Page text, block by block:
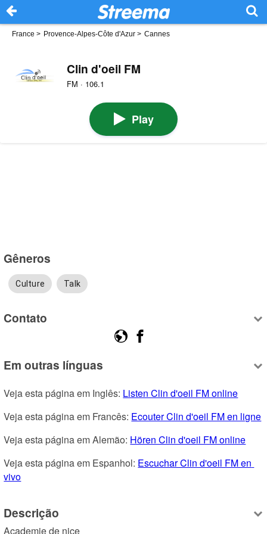
France > Provence-Alpes-Côte d'Azur > Cannes
Clin d'oeil FM
FM · 106.1
Play
Gêneros
Culture Talk
Contato
Em outras línguas
Veja esta página em Inglês: Listen Clin d'oeil FM online
Veja esta página em Francês: Ecouter Clin d'oeil FM en ligne
Veja esta página em Alemão: Hören Clin d'oeil FM online
Veja esta página em Espanhol: Escuchar Clin d'oeil FM en
vivo
Descrição
Academie de nice